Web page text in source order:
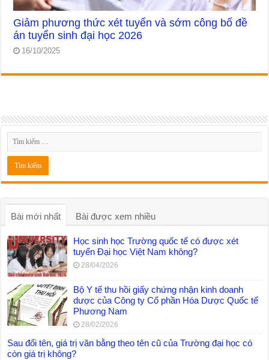
Giảm phương thức xét tuyển và sớm công bố đề
án tuyển sinh đại học 2026
16/10/2025
Bài mới nhất Bài được xem nhiều
Học sinh học Trường quốc tế có được xét
tuyển Đại học Việt Nam không?
28/04/2026
Bộ Y tế thu hồi giấy chứng nhận kinh doanh
dược của Công ty Cổ phần Hóa Dược Quốc tế
Phương Nam
28/02/2026
Sau đổi tên, giá trị văn bằng theo tên cũ của Trường đại học có
còn giá trị không?